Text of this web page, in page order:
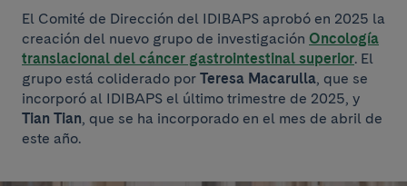
El Comité de Dirección del IDIBAPS aprobó en 2025 la
creación del nuevo grupo de investigación Oncología
translacional del cáncer gastrointestinal superior. El
grupo está coliderado por Teresa Macarulla, que se
incorporó al IDIBAPS el último trimestre de 2025, y
Tian Tian, que se ha incorporado en el mes de abril de
este año.